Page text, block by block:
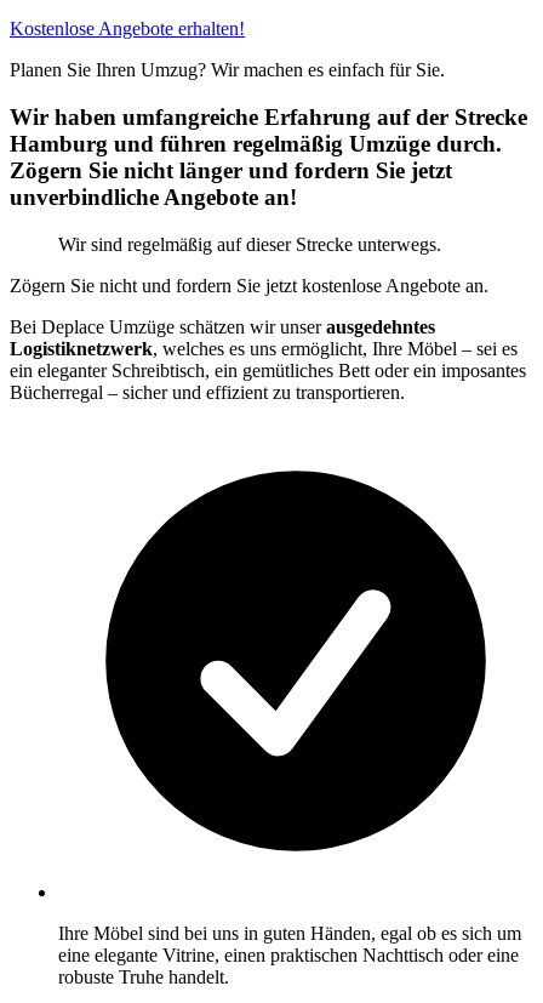
Kostenlose Angebote erhalten!
Planen Sie Ihren Umzug? Wir machen es einfach für Sie.
Wir haben umfangreiche Erfahrung auf der Strecke
Hamburg und führen regelmäßig Umzüge durch.
Zögern Sie nicht länger und fordern Sie jetzt
unverbindliche Angebote an!
Wir sind regelmäßig auf dieser Strecke unterwegs.
Zögern Sie nicht und fordern Sie jetzt kostenlose Angebote an.
Bei Deplace Umzüge schätzen wir unserausgedehntes
Logistiknetzwerk, welches es uns ermöglicht, Ihre Möbel – sei es
ein eleganter Schreibtisch, ein gemütliches Bett oder ein imposantes
Bücherregal – sicher und effizient zu transportieren.
Ihre Möbel sind bei uns in guten Händen, egal ob es sich um
eine elegante Vitrine, einen praktischen Nachttisch oder eine
robuste Truhe handelt.